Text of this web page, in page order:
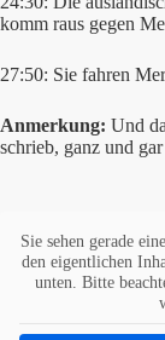
komm raus gegen
27:50: Sie fahren
Anmerkung: Und
schrieb, ganz und
Sie sehen gerade
den eigentlichen
unten. Bitte